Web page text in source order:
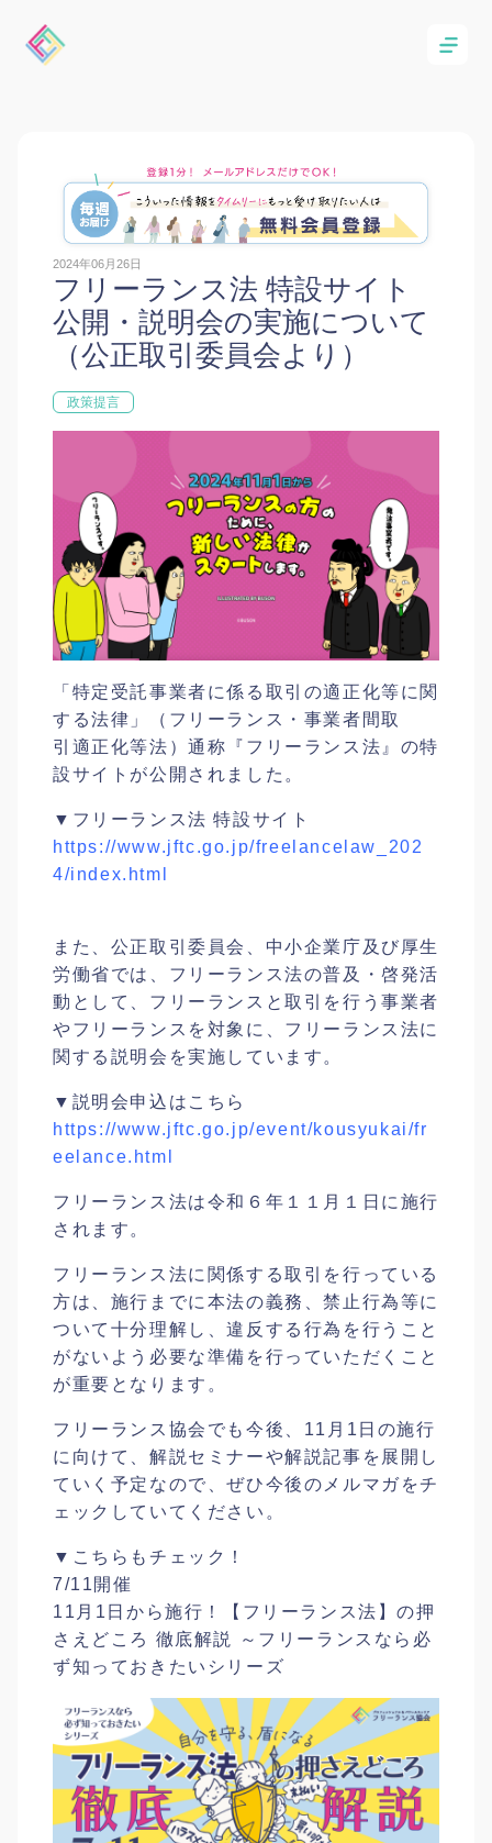
2024年06月26日
フリーランス法 特設サイト
公開・説明会の実施について
（公正取引委員会より）
政策提言
「特定受託事業者に係る取引の適正化等に関
する法律」（フリーランス・事業者間取
引適正化等法）通称『フリーランス法』の特
設サイトが公開されました。
▼フリーランス法 特設サイト
https://www.jftc.go.jp/freelancelaw_202
4/index.html
また、公正取引委員会、中小企業庁及び厚生
労働省では、フリーランス法の普及・啓発活
動として、フリーランスと取引を行う事業者
やフリーランスを対象に、フリーランス法に
関する説明会を実施しています。
▼説明会申込はこちら
https://www.jftc.go.jp/event/kousyukai/fr
eelance.html
フリーランス法は令和６年１１月１日に施行
されます。
フリーランス法に関係する取引を行っている
方は、施行までに本法の義務、禁止行為等に
ついて十分理解し、違反する行為を行うこと
がないよう必要な準備を行っていただくこと
が重要となります。
フリーランス協会でも今後、11月1日の施行
に向けて、解説セミナーや解説記事を展開し
ていく予定なので、ぜひ今後のメルマガをチ
ェックしていてください。
▼こちらもチェック！
7/11開催
11月1日から施行！【フリーランス法】の押
さえどころ 徹底解説 ～フリーランスなら必
ず知っておきたいシリーズ